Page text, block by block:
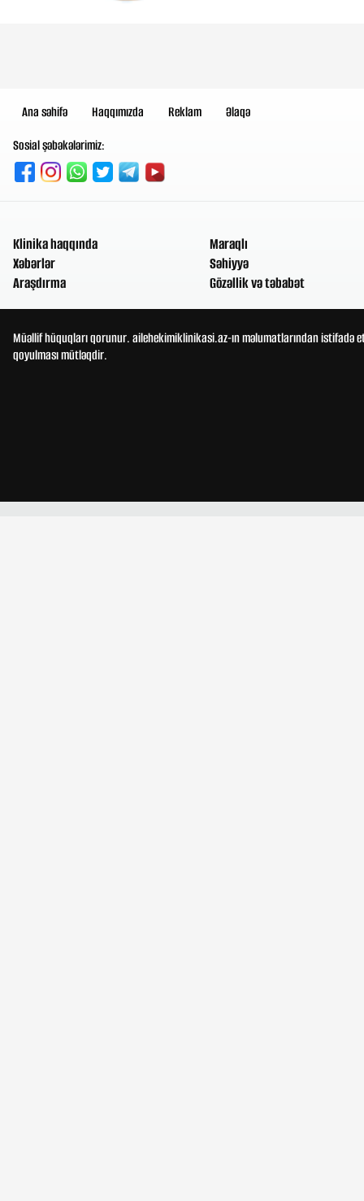
Ana səhifə Haqqımızda Reklam
Əlaqə
Sosial şəbəkələrimiz:
Klinika haqqında
Xəbərlər
Araşdırma
Maraqlı
Səhiyyə
Gözəllik və təbabət
Müəllif hüquqları qorunur. ailehekimiklinikasi.az-ın məlumatlarından
qoyulması mütləqdir.